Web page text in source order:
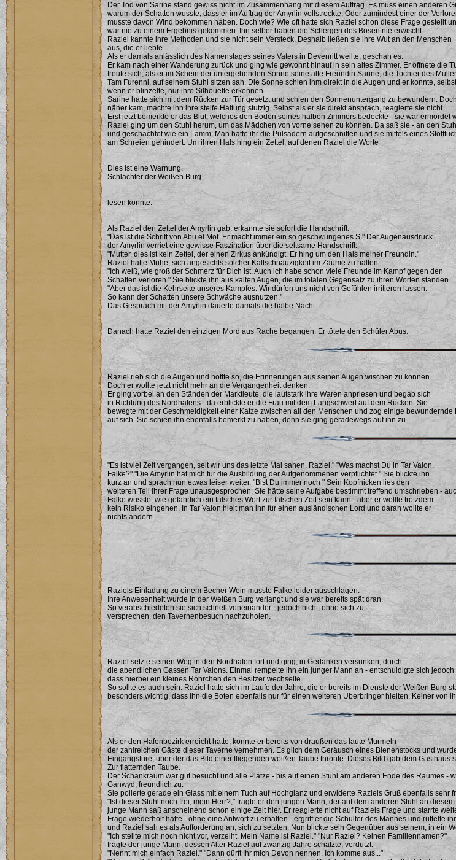
Der Tod von Sarine stand gewiss nicht im Zusammenhang mit diesem Auftrag. Es muss einen anderen
warum der Schatten wusste, dass er im Auftrag der Amyrlin vollstreckte. Oder zumindest einer der
musste davon Wind bekommen haben. Doch wie? Wie oft hatte sich Raziel schon diese Frage gestellt
war nie zu einem Ergebnis gekommen. Ihn selber haben die Schergen des Bösen nie erwischt.
Raziel kannte ihre Methoden und sie nicht sein Versteck. Deshalb ließen sie ihre Wut an den Menschen
aus, die er liebte.
Als er damals anlässlich des Namenstages seines Vaters in Devenritt weilte, geschah es:
Er kam nach einer Wanderung zurück und ging wie gewohnt hinauf in sein altes Zimmer. Er öffnete die
freute sich, als er im Schein der untergehenden Sonne seine alte Freundin Sarine, die Tochter des
Tam Furenni, auf seinem Stuhl sitzen sah. Die Sonne schien ihm direkt in die Augen und er konnte, selbst
wenn er blinzelte, nur ihre Silhouette erkennen.
Sarine hatte sich mit dem Rücken zur Tür gesetzt und schien den Sonnenuntergang zu bewundern.
näher kam, machte ihn ihre steife Haltung stutzig. Selbst als er sie direkt ansprach, reagierte sie nicht.
Erst jetzt bemerkte er das Blut, welches den Boden seines halben Zimmers bedeckte - sie war ermordet
Raziel ging um den Stuhl herum, um das Mädchen von vorne sehen zu können. Da saß sie - an den
und geschächtet wie ein Lamm. Man hatte ihr die Pulsadern aufgeschnitten und sie mittels eines
am Schreien gehindert. Um ihren Hals hing ein Zettel, auf denen Raziel die Worte
Dies ist eine Warnung,
Schlächter der Weißen Burg.
lesen konnte.
Als Raziel den Zettel der Amyrlin gab, erkannte sie sofort die Handschrift.
"Das ist die Schrift von Abu el Mot. Er macht immer ein so geschwungenes S." Der Augenausdruck
der Amyrlin verriet eine gewisse Faszination über die seltsame Handschrift.
"Mutter, dies ist kein Zettel, der einen Zirkus ankündigt. Er hing um den Hals meiner Freundin."
Raziel hatte Mühe, sich angesichts solcher Kaltschnäuzigkeit im Zaume zu halten.
"Ich weiß, wie groß der Schmerz für Dich ist. Auch ich habe schon viele Freunde im Kampf gegen den
Schatten verloren." Sie blickte ihn aus kalten Augen, die im totalen Gegensatz zu ihren Worten standen.
"Aber das ist die Kehrseite unseres Kampfes. Wir dürfen uns nicht von Gefühlen irritieren lassen.
So kann der Schatten unsere Schwäche ausnutzen."
Das Gespräch mit der Amyrlin dauerte damals die halbe Nacht.
Danach hatte Raziel den einzigen Mord aus Rache begangen. Er tötete den Schüler Abus.
Raziel rieb sich die Augen und hoffte so, die Erinnerungen aus seinen Augen wischen zu können.
Doch er wollte jetzt nicht mehr an die Vergangenheit denken.
Er ging vorbei an den Ständen der Marktleute, die lautstark ihre Waren anpriesen und begab sich
in Richtung des Nordhafens - da erblickte er die Frau mit dem Langschwert auf dem Rücken. Sie
bewegte mit der Geschmeidigkeit einer Katze zwischen all den Menschen und zog einige bewundernde
auf sich. Sie schien ihn ebenfalls bemerkt zu haben, denn sie ging geradewegs auf ihn zu.
"Es ist viel Zeit vergangen, seit wir uns das letzte Mal sahen, Raziel." "Was machst Du in Tar Valon,
Falke?" "Die Amyrlin hat mich für die Ausbildung der Aufgenommenen verpflichtet." Sie blickte ihn
kurz an und sprach nun etwas leiser weiter. "Bist Du immer noch " Sein Kopfnicken lies den
weiteren Teil ihrer Frage unausgesprochen. Sie hätte seine Aufgabe bestimmt treffend umschrieben -
Falke wusste, wie gefährlich ein falsches Wort zur falschen Zeit sein kann - aber er wollte trotzdem
kein Risiko eingehen. In Tar Valon hielt man ihn für einen ausländischen Lord und daran wollte er
nichts ändern.
Raziels Einladung zu einem Becher Wein musste Falke leider ausschlagen.
Ihre Anwesenheit wurde in der Weißen Burg verlangt und sie war bereits spät dran.
So verabschiedeten sie sich schnell voneinander - jedoch nicht, ohne sich zu
versprechen, den Tavernenbesuch nachzuholen.
Raziel setzte seinen Weg in den Nordhafen fort und ging, in Gedanken versunken, durch
die abendlichen Gassen Tar Valons. Einmal rempelte ihn ein junger Mann an - entschuldigte sich
dass hierbei ein kleines Röhrchen den Besitzer wechselte.
So sollte es auch sein. Raziel hatte sich im Laufe der Jahre, die er bereits im Dienste der Weißen Burg
besonders wichtig, dass ihn die Boten ebenfalls nur für einen weiteren Überbringer hielten. Keiner von
Als er den Hafenbezirk erreicht hatte, konnte er bereits von draußen das laute Murmeln
der zahlreichen Gäste dieser Taverne vernehmen. Es glich dem Geräusch eines Bienenstocks und
Eingangstüre, über der das Bild einer fliegenden weißen Taube thronte. Dieses Bild gab dem Gasthaus
Zur flatternden Taube.
Der Schankraum war gut besucht und alle Plätze - bis auf einen Stuhl am anderen Ende des Raumes -
Ganwyd, freundlich zu.
Sie polierte gerade ein Glass mit einem Tuch auf Hochglanz und erwiderte Raziels Gruß ebenfalls sehr
"Ist dieser Stuhl noch frei, mein Herr?," fragte er den jungen Mann, der auf dem anderen Stuhl an
junge Mann saß anscheinend schon einige Zeit hier. Er reagierte nicht auf Raziels Frage und starrte
Frage wiederholt hatte - ohne eine Antwort zu erhalten - ergriff er die Schulter des Mannes und rüttelte
und Raziel sah es als Aufforderung an, sich zu setzten. Nun blickte sein Gegenüber aus seinem, in ein
"Ich stellte mich noch nicht vor, verzeiht. Mein Name ist Raziel." "Nur Raziel? Keinen Familiennamen?"
fragte der junge Mann, dessen Alter Raziel auf zwanzig Jahre schätzte, verdutzt.
"Nennt mich einfach Raziel." "Dann dürft Ihr mich Devon nennen. Ich komme aus..."